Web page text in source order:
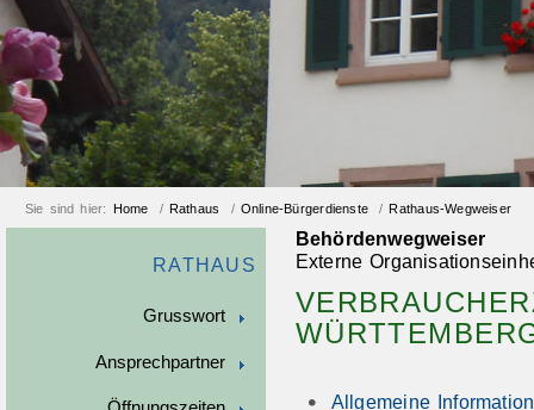
Sie sind hier: Home / Rathaus / Online-Bürgerdienste / Rathaus-Wegweiser
RATHAUS
Grusswort
Ansprechpartner
Behördenwegweiser
Externe
Allgemeine